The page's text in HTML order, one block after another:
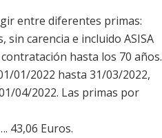
entre diferentes primas:
sin carencia e incluido ASISA
hasta los 70 años.
01/2022 hasta 31/03/2022,
04/2022. Las primas por
43,06 Euros.